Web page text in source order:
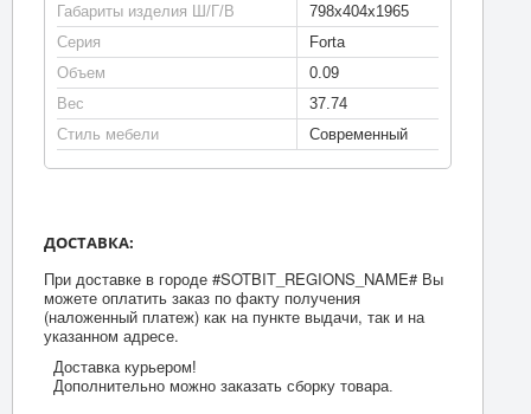
Габариты изделия Ш/Г/В
798х404х1965
Серия
Forta
Объем
0.09
Вес
37.74
Стиль мебели
Современный
ДОСТАВКА:
При доставке в городе #SOTBIT_REGIONS_NAME# Вы
можете оплатить заказ по факту получения
(наложенный платеж) как на пункте выдачи, так и на
указанном адресе.
Доставка курьером!
Дополнительно можно заказать сборку товара.